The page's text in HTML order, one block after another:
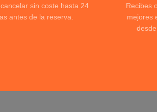
sin coste hasta 24
antes de la reserva.
Recibes
mejores